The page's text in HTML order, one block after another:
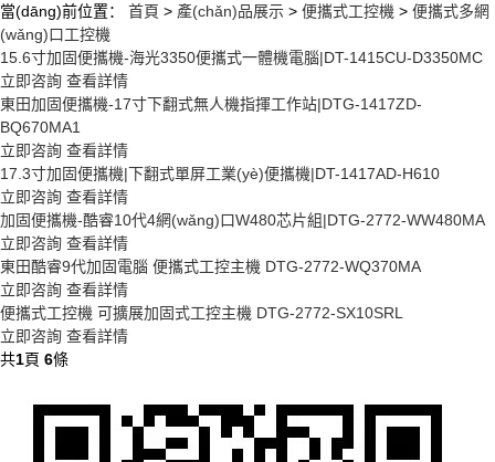
當(dāng)前位置： 首頁 > 產(chǎn)品展示 > 便攜式工控機 > 便攜式多網
(wǎng)口工控機
15.6寸加固便攜機-海光3350便攜式一體機電腦|DT-1415CU-D3350MC
立即咨詢 查看詳情
東田加固便攜機-17寸下翻式無人機指揮工作站|DTG-1417ZD-
BQ670MA1
立即咨詢 查看詳情
17.3寸加固便攜機|下翻式單屏工業(yè)便攜機|DT-1417AD-H610
立即咨詢 查看詳情
加固便攜機-酷睿10代4網(wǎng)口W480芯片組|DTG-2772-WW480MA
立即咨詢 查看詳情
東田酷睿9代加固電腦 便攜式工控主機 DTG-2772-WQ370MA
立即咨詢 查看詳情
便攜式工控機 可擴展加固式工控主機 DTG-2772-SX10SRL
立即咨詢 查看詳情
共1頁 6條